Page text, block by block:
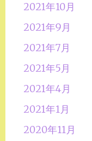
2021年10月
2021年9月
2021年7月
2021年5月
2021年4月
2021年1月
2020年11月